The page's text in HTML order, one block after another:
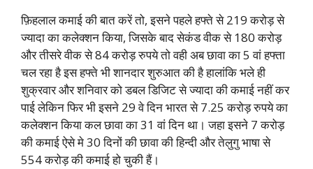
फ़िहलाल कमाई की बात करें तो, इसने पहले हफ्ते से 219 करोड़ से
ज्यादा का कलेक्शन किया, जिसके बाद सेकंड वीक से 180 करोड़
और तीसरे वीक से 84 करोड़ रुपये तो वही अब छावा का 5 वां हफ्ता
चल रहा है इस हफ्ते भी शानदार शुरुआत की है हालांकि भले ही
शुक्रवार और शनिवार को डबल डिजिट से ज्यादा की कमाई नहीं कर
पाई लेकिन फिर भी इसने 29 वे दिन भारत से 7.25 करोड़ रुपये का
कलेक्शन किया कल छावा का 31 वां दिन था। जहा इसने 7 करोड़
की कमाई ऐसे मे 30 दिनों की छावा की हिन्दी और तेलुगु भाषा से
554 करोड़ की कमाई हो चुकी हैं।